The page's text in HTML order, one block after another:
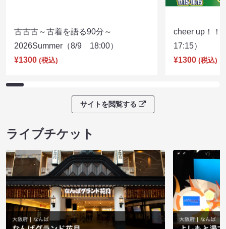
古古古～古着を語る90分～
2026Summer（8/9 18:00）
¥1300 (税込)
cheer up！
17:15）
¥1300 (税込)
サイトを閲覧する
ライブチケット